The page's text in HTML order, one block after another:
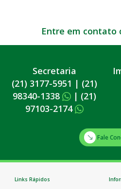
Entre em contato
Secretaria
(21) 3177-5951 | (21)
98340-1338
| (21)
97103-2174
Fale
Links Rápidos